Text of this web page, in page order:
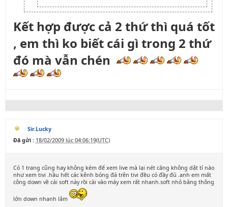
Kết hợp được cả 2 thứ thì quá tốt
, em thì ko biết cái gì trong 2 thứ
đó mà vẫn chén
Sir.Lucky
Đã gửi : 18/02/2009 lúc 04:06:19(UTC)
Có 1 trang cũng hay không kém để xem live mà lại nét căng không dật tí nào
như xem tivi .hầu hết các kênh bóng đá trên tivi đều có đầy đủ .anh em mất
công down về cái soft này rồi cài vào máy xem rất nhanh.soft nhỏ băng thông
lớn down nhanh lắm